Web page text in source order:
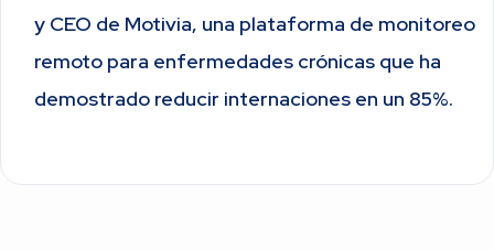
y CEO de Motivia, una plataforma de monitoreo
remoto para enfermedades crónicas que ha
demostrado reducir internaciones en un 85%.